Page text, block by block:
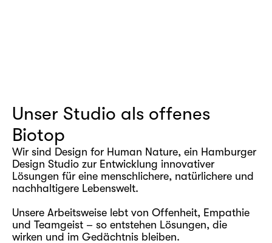
Unser Studio als offenes
Biotop
Wir sind Design for Human Nature, ein Hamburger
Design Studio zur Entwicklung innovativer
Lösungen für eine menschlichere, natürlichere und
nachhaltigere Lebenswelt.
Unsere Arbeitsweise lebt von Offenheit, Empathie
und Teamgeist – so entstehen Lösungen, die
wirken und im Gedächtnis bleiben.